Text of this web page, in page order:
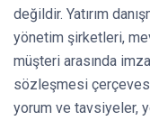
değildir. Yatırım
yönetim şirketleri,
müşteri arasında
sözleşmesi
yorum ve tavsiyeler,